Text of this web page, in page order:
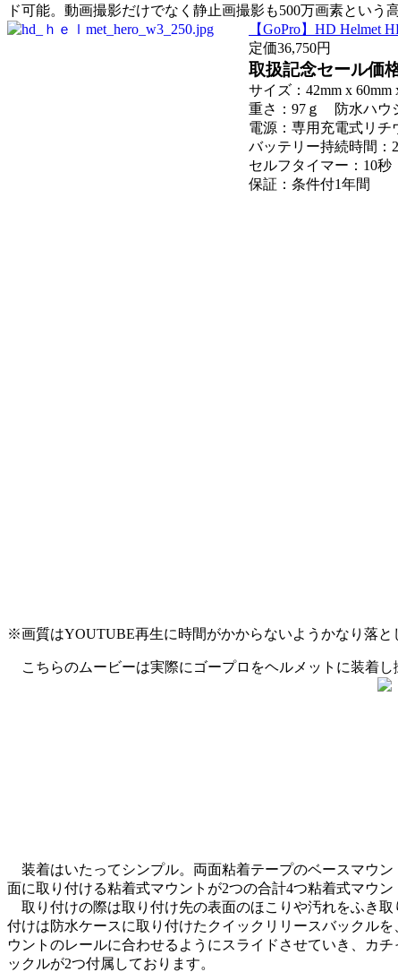
ド可能。動画撮影だけでなく静止画撮影も500万画素という
【GoPro】HD Helmet
定価36,750円
取扱記念セール価
サイズ：42mm x
重さ：97ｇ 防水ハウ
電源：専用充電式リチ
バッテリー持続時間：
セルフタイマー：10秒
保証：条件付1年間
※画質はYOUTUBE再生に時間がかからないようかなり落と
こちらのムービーは実際にゴープロをヘルメットに装着し
装着はいたってシンプル。両面粘着テープのベースマウ
面に取り付ける粘着式マウントが2つの合計4つ粘着式マウン
取り付けの際は取り付け先の表面のほこりや汚れをふき
付けは防水ケースに取り付けたクイックリリースバックル
ウントのレールに合わせるようにスライドさせていき、カ
ックルが2つ付属しております。